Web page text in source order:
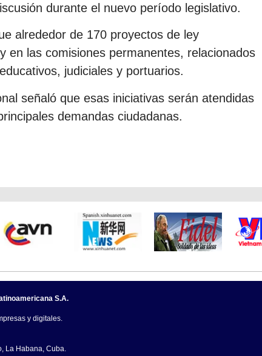
durante el nuevo período legislativo.
alrededor de 170 proyectos de ley
en las comisiones permanentes, relacionados
judiciales y portuarios.
señaló que esas iniciativas serán atendidas
demandas ciudadanas.
S.A.
y digitales.
La Habana, Cuba.